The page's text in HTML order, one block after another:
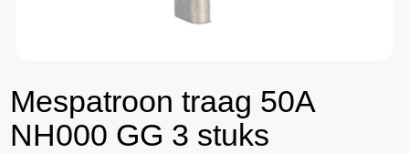
Mespatroon traag 50A
NH000 GG 3 stuks